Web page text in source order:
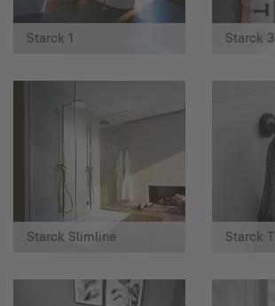
Starck 1 Starck 3
Starck Slimline Starck T